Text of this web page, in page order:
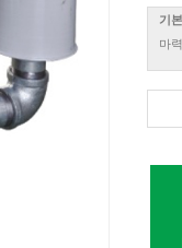
기
마력